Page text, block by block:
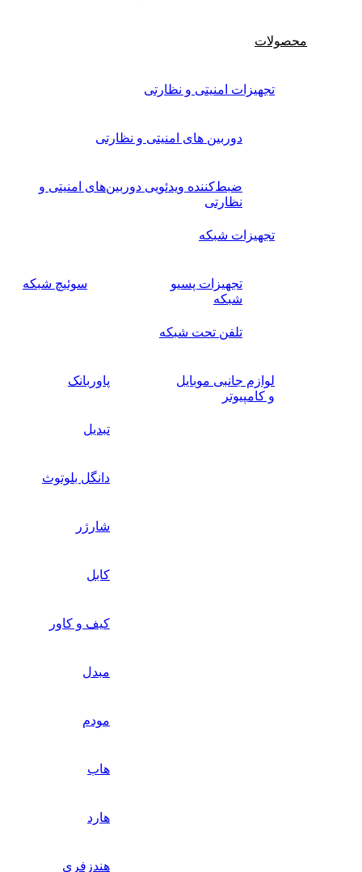
محصولات
تجهیزات امنیتی و نظارتی
دوربین های امنیتی و نظارتی
ضبط‌کننده ویدئویی دوربین‌های امنیتی و
نظارتی
تجهیزات شبکه
تجهیزات پسیو
شبکه
سوئیچ‌ شبکه
تلفن تحت شبکه
لوازم جانبی موبایل
و کامپیوتر
پاوربانک
تبدیل
دانگل بلوتوث
شارژر
کابل
کیف و کاور
مبدل
مودم
هاب
هارد
هندزفری